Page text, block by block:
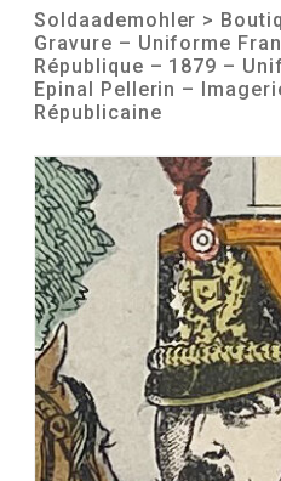
Soldaademohler >
Gravure – Uniforme
République – 1879 –
Epinal Pellerin –
Républicaine